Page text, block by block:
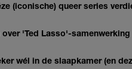
(iconische) queer series
over 'Ted Lasso'-
wél in de slaapkamer (en